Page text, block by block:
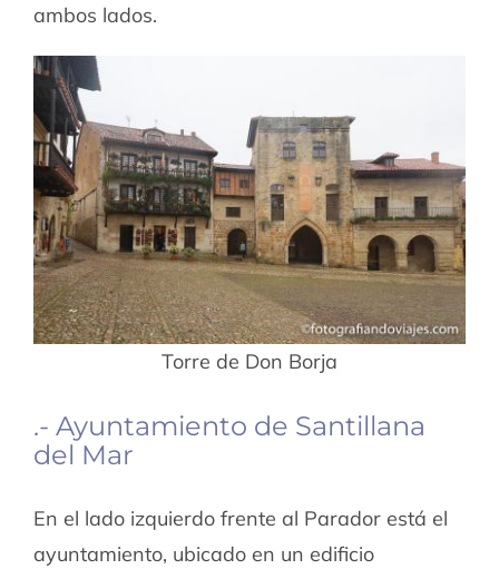
ambos lados.
Torre de Don Borja
.- Ayuntamiento de Santillana
del Mar
En el lado izquierdo frente al Parador está el
ayuntamiento, ubicado en un edificio